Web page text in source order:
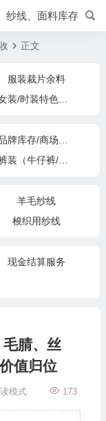
纱线、面料库存
正文
服装裁片余料
羊毛纱线
梭织用纱线
现金结算服务
腈、丝
值归位
173
模式